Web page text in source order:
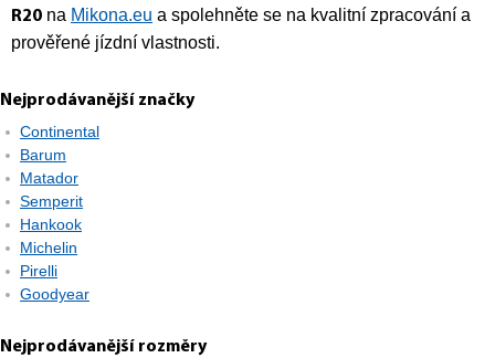
R20 na Mikona.eu a spolehněte se na kvalitní zpracování a
prověřené jízdní vlastnosti.
Nejprodávanější značky
Continental
Barum
Matador
Semperit
Hankook
Michelin
Pirelli
Goodyear
Nejprodávanější rozměry